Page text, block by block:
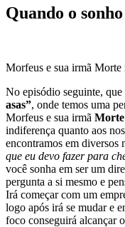
Quando o
Morfeus e sua irmã Morte
No episódio seguinte, que
asas”, onde temos uma
Morfeus e sua irmã Morte
indiferença quanto aos
encontramos em diversos
que eu devo fazer para
você sonha em ser um
pergunta a si mesmo e
Irá começar com um
logo após irá se mudar e
foco conseguirá alcançar